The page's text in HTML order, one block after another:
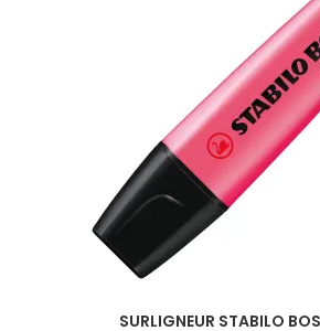
SURLIGNEUR STABILO